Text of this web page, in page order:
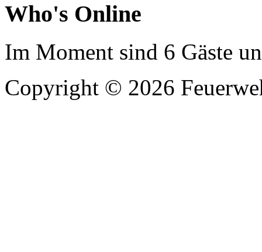
Who's Online
Im Moment sind 6 Gäste
Copyright © 2026